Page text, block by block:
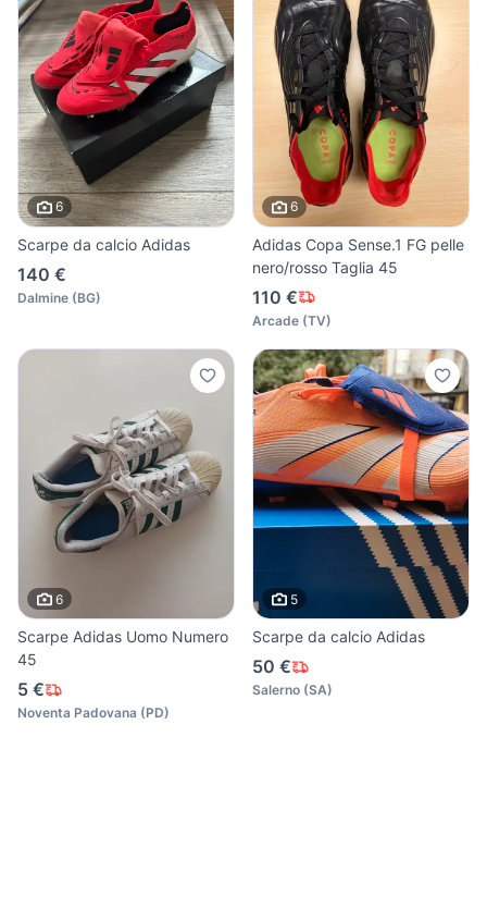
6
Scarpe da calcio Adidas
140 €
Dalmine (BG)
6
Adidas Copa Sense.1 FG pelle
nero/rosso Taglia 45
110 €
Arcade (TV)
6
Scarpe Adidas Uomo Numero
45
5 €
Noventa Padovana (PD)
5
Scarpe da calcio Adidas
50 €
Salerno (SA)